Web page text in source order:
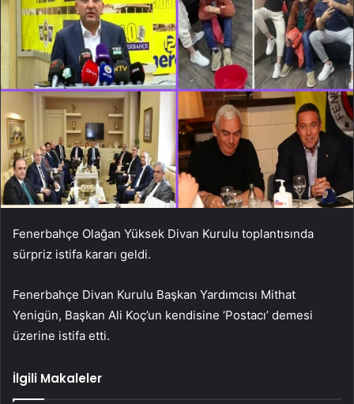
Fenerbahçe Olağan Yüksek Divan Kurulu toplantısında
sürpriz istifa kararı geldi.
Fenerbahçe Divan Kurulu Başkan Yardımcısı Mithat
Yenigün, Başkan Ali Koç’un kendisine ‘Postacı’ demesi
üzerine istifa etti.
İlgili Makaleler